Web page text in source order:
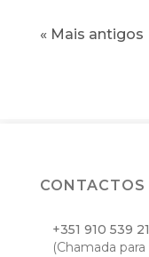
CONTACTOS
+351 910 539
(Chamada